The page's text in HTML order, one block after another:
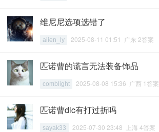
维尼尼选项选错了
aiien_ly 2025-08-11 01:51 广东 2答案
匹诺曹的谎言无法装备饰品
comblight 2025-08-08 15:36 广西 1答案
匹诺曹dlc有打过折吗
sayak33 2025-07-30 23:48 上海 4答案